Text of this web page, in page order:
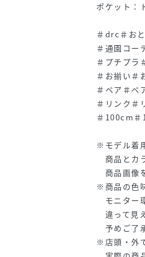
ポケット：
＃drc＃お
＃通園コー
＃プチプラ
＃お揃い＃
＃ペア＃ペ
＃リンク＃
＃100cm
※モデル着
商品とカ
商品画像
※商品の色
モニター
違って見
予めご了
※店頭・外